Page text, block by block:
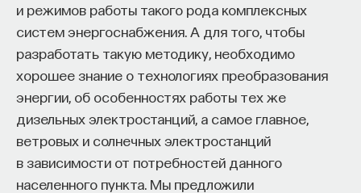
и режимов работы такого рода комплексных
систем энергоснабжения. А для того, чтобы
разработать такую методику, необходимо
хорошее знание о технологиях преобразования
энергии, об особенностях работы тех же
дизельных электростанций, а самое главное,
ветровых и солнечных электростанций
в зависимости от потребностей данного
населенного пункта. Мы предложили